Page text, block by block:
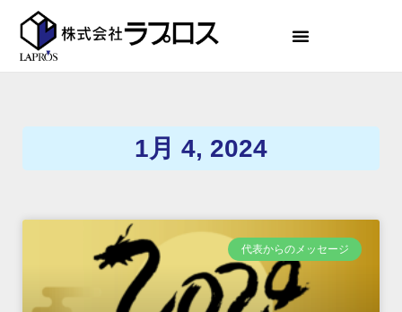
1月 4, 2024
代表からのメッセージ